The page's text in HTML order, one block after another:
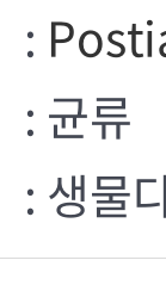
:
: 균류
: 생물